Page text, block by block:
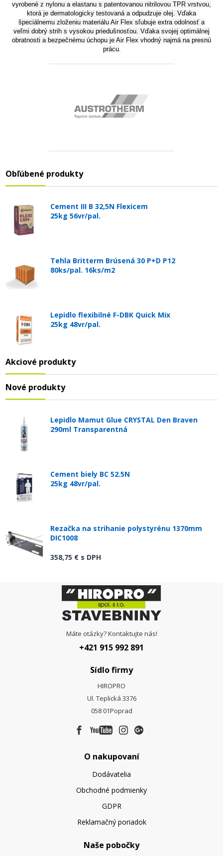
vyrobené z nylonu a elastanu s patentovanou nitrilovou TPR vrstvou,
ktorá je dermatologicky testovaná a odpudzuje olej. Vďaka
špeciálnemu zloženiu materiálu Air Flex sľubuje extra odolnosť a
veľmi dobrý strih s vysokou priedušnosťou. Vďaka svojej optimálnej
obratnosti a bezpečnému úchopu je Air Flex vhodný najmä na presnú
prácu.
Obľúbené produkty
Cement III B 32,5N Flexicem
25kg 56vr/pal.
Tehla Britterm Brúsená 30 P+D P12
80ks/pal. 16ks/m2
Lepidlo flexibilné F-DBK Quick Mix
25kg 48vr/pal.
Akciové produkty
Nové produkty
Lepidlo Mamut Glue CRYSTAL Den Braven
290ml Transparentná
Cement biely BC 52.5N
25kg 48vr/pal.
Rezačka na strihanie polystyrénu 1370mm
DIC1008
358,75 € s DPH
Máte otázky? Kontaktujte nás!
+421 915 992 891
Sídlo firmy
HIROPRO
Ul. Teplická 3376
058 01Poprad
O nakupovaní
Dodávatelia
Obchodné podmienky
GDPR
Reklamačný poriadok
Naše pobočky